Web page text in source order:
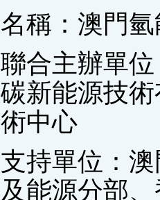
名稱：澳門
聯合主辦單
碳新能源技
術中心
支持單位：
及能源分部